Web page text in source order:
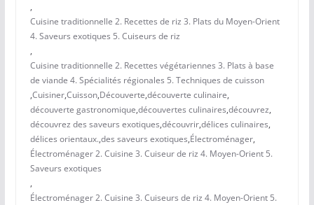
,
Cuisine traditionnelle 2. Recettes de riz 3. Plats du Moyen-Orient
4. Saveurs exotiques 5. Cuiseurs de riz
,
Cuisine traditionnelle 2. Recettes végétariennes 3. Plats à base
de viande 4. Spécialités régionales 5. Techniques de cuisson
,Cuisiner,Cuisson,Découverte,découverte culinaire,
découverte gastronomique,découvertes culinaires,découvrez,
découvrez des saveurs exotiques,découvrir,délices culinaires,
délices orientaux.,des saveurs exotiques,Électroménager,
Électroménager 2. Cuisine 3. Cuiseur de riz 4. Moyen-Orient 5.
Saveurs exotiques
,
Électroménager 2. Cuisine 3. Cuiseurs de riz 4. Moyen-Orient 5.